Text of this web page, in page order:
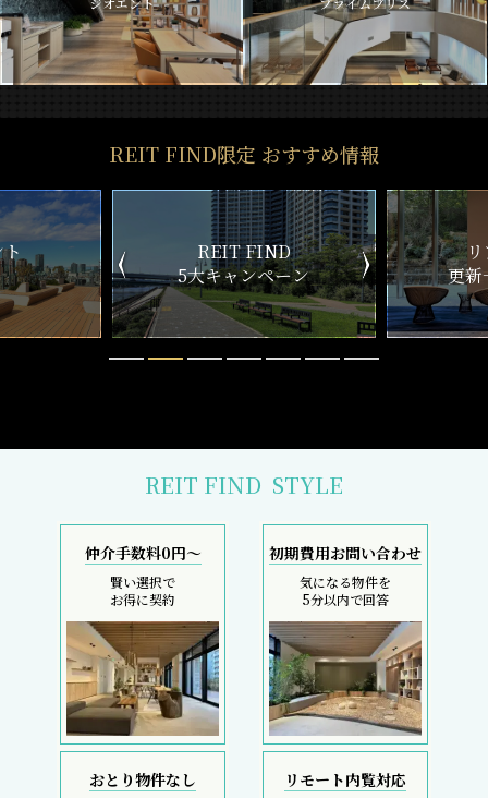
REIT FIND限定 おすすめ情報
ン
リアルタイム
更新一覧チェック
新
REIT FIND STYLE
仲介手数料0円～
賢い選択で
お得に契約
初期費用お問い合わせ
気になる物件を
5分以内で回答
おとり物件なし リモート内覧対応